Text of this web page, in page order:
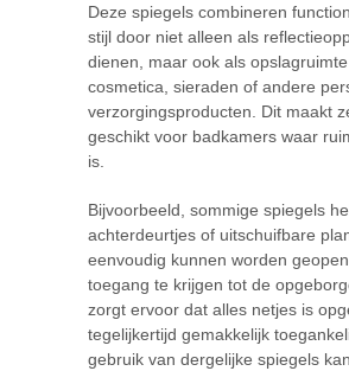
Deze spiegels combineren
stijl door niet alleen als
dienen, maar ook als
cosmetica, sieraden of andere
verzorgingsproducten. Dit maakt
geschikt voor badkamers waar
is.
Bijvoorbeeld, sommige spiegels
achterdeurtjes of uitschuifbare
eenvoudig kunnen worden
toegang te krijgen tot de
zorgt ervoor dat alles netjes is
tegelijkertijd gemakkelijk
gebruik van dergelijke spiegels